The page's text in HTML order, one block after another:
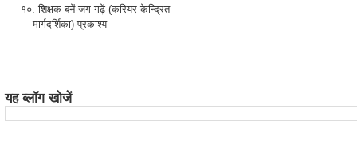
१०. शिक्षक बनें-जग गढ़ें (करियर केन्द्रित
मार्गदर्शिका)-प्रकाश्य
यह ब्लॉग खोजें